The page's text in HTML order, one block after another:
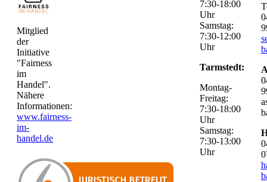
Mitglied
der
Initiative
"Fairness
im
Handel".
Nähere
Informationen:
www.fairness-
im-
handel.de
7:30-18:00
Uhr
Samstag:
7:30-12:00
Uhr
Tarmstedt:
Montag-
Freitag:
7:30-18:00
Uhr
Samstag:
7:30-13:00
Uhr